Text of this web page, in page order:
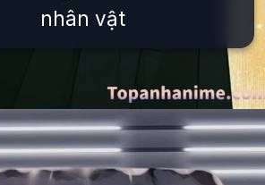
nhân vật
issiloo.edu.vn/anh-tong-tai-anime